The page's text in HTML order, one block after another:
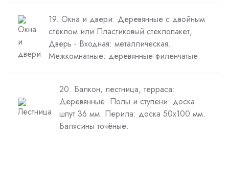
19. Окна и двери: Деревянные с двойным
стеклом или Пластиковый стеклопакет,
Дверь - Входная: металлическая.
Межкомнатные: деревянные филенчатые.
20. Балкон, лестница, терраса:
Деревянные. Полы и ступени: доска
шпут 36 мм. Перила: доска 50х100 мм.
Балясины точёные.